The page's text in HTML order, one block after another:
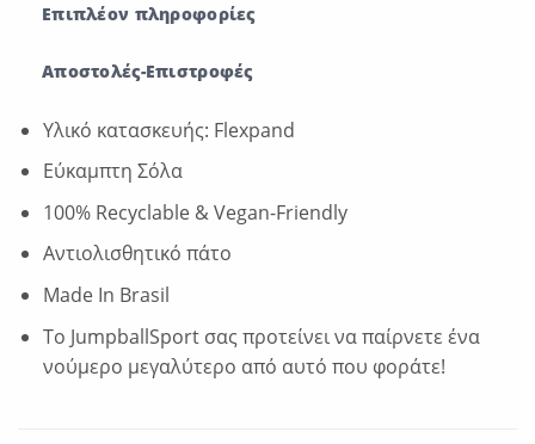
Επιπλέον πληροφορίες
Αποστολές-Επιστροφές
Υλικό κατασκευής: Flexpand
Εύκαμπτη Σόλα
100% Recyclable & Vegan-Friendly
Αντιολισθητικό πάτο
Made In Brasil
Το JumpballSport σας προτείνει να παίρνετε ένα
νούμερο μεγαλύτερο από αυτό που φοράτε!